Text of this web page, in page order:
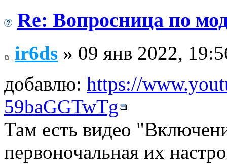
Re: Вопросница по
ir6ds » 09 янв 2022,
добавлю: https://
59baGGTwTg
Там есть видео
первоночальная их